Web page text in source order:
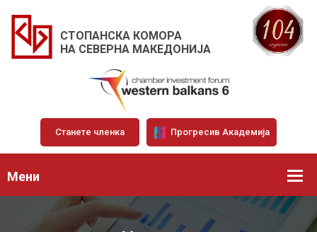
СТОПАНСКА КОМОРА
НА СЕВЕРНА МАКЕДОНИЈА
Станете членка Прогресив Академија
Мени